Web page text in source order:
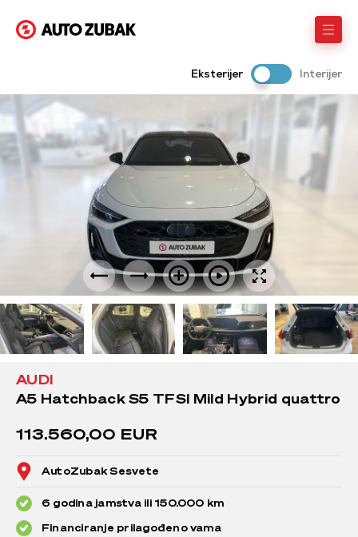
Eksterijer Interijer
AUDI
A5 Hatchback S5 TFSI Mild Hybrid quattro
113.560,00 EUR
AutoZubak Sesvete
6 godina jamstva ili 150.000 km
Financiranje prilagođeno vama